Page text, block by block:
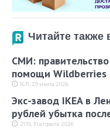
Читайте также
СМИ:
помощи Wildberries
16:11, 29 июля 2026
Экс-завод IKEA в
рублей убытка
21:15, 10 апреля 2026